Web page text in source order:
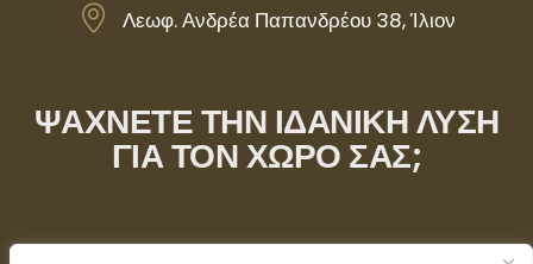
Λεωφ. Ανδρέα Παπανδρέου 38, Ίλιον
ΨΑΧΝΕΤΕ ΤΗΝ ΙΔΑΝΙΚΗ ΛΥΣΗ
ΓΙΑ ΤΟΝ ΧΩΡΟ ΣΑΣ;